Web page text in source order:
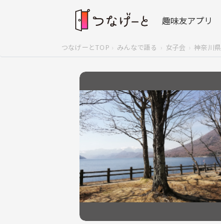
趣味友アプリ
つなげーとTOP みんなで語る 女子会 神奈川県